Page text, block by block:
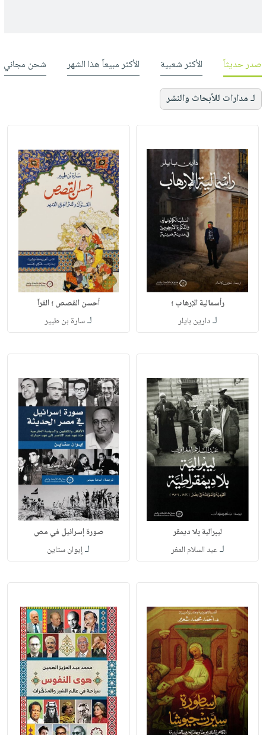
صدر حديثاً الأكثر شعبية الأكثر مبيعاً هذا الشهر شحن مجاني
لـ مدارات للأبحاث والنشر
رأسمالية الإرهاب ؛
لـدارين بايلر
أحسن القصص ؛ القرآ
لـسارة بن طيير
ليبرالية بلا ديمقر
لـعبد السلام المغر
صورة إسرائيل في مص
لـإيوان ستاين